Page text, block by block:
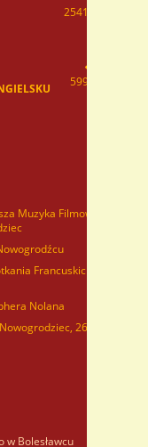
254168
59924
Muzyka Filmowa
Francuskich
Nolana
26
w Bolesławcu